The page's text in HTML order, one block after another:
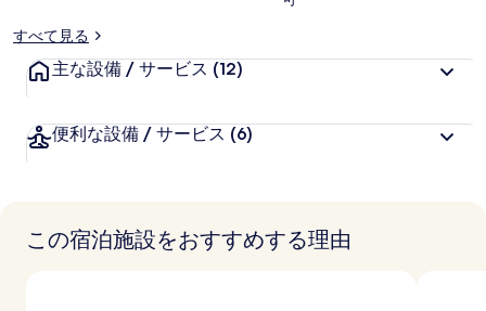
リ
件
口
ミ
すべて見る
主な設備 / サービス (12)
便利な設備 / サービス (6)
この宿泊施設をおすすめする理由